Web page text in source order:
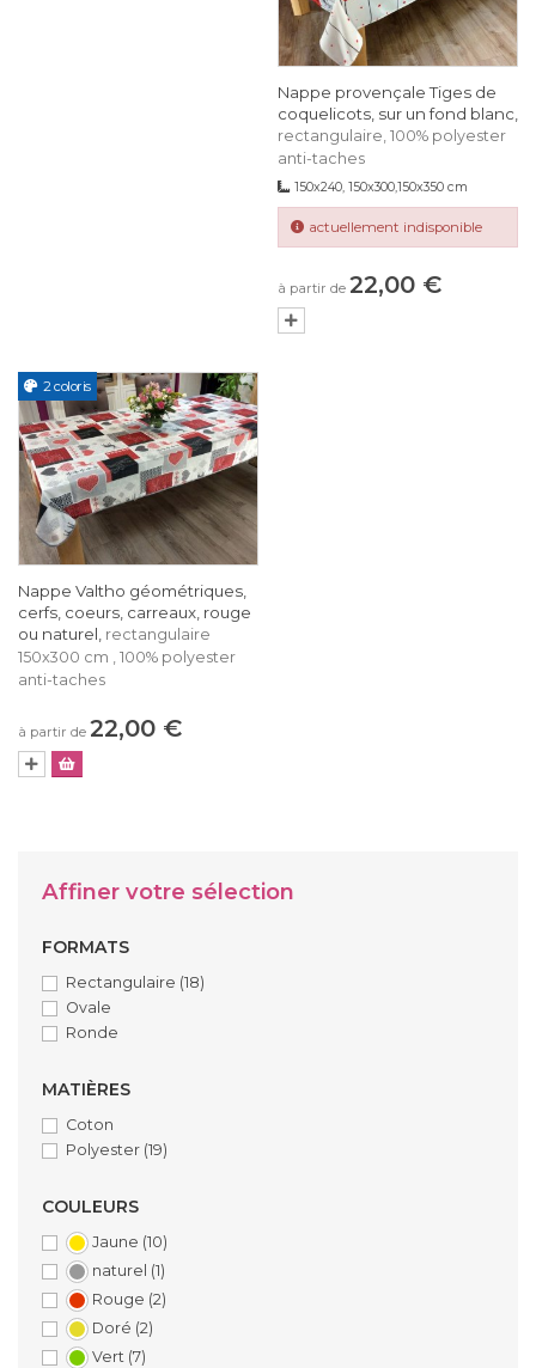
Nappe provençale Tiges de
coquelicots, sur un fond blanc,
rectangulaire, 100% polyester
anti-taches
150x240, 150x300,150x350 cm
actuellement indisponible
à partir de 22,00 €
2 coloris
Nappe Valtho géométriques,
cerfs, coeurs, carreaux, rouge
ou naturel, rectangulaire
150x300 cm , 100% polyester
anti-taches
à partir de 22,00 €
Affiner votre sélection
FORMATS
Rectangulaire (18)
Ovale
Ronde
MATIÈRES
Coton
Polyester (19)
COULEURS
Jaune (10)
naturel (1)
Rouge (2)
Doré (2)
Vert (7)